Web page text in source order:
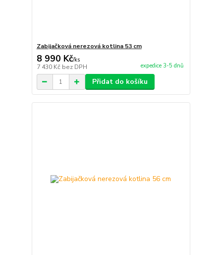
Zabijačková nerezová kotlina 53 cm
8 990 Kč/ks
7 430 Kč bez DPH expedice 3-5 dnů
Přidat do košíku